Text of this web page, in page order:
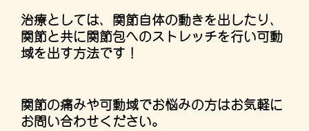
治療としては、関節自体の動きを出したり、
関節と共に関節包へのストレッチを行い可動
域を出す方法です！
関節の痛みや可動域でお悩みの方はお気軽に
お問い合わせください。